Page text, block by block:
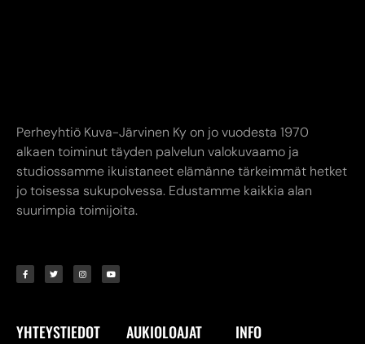
Perheyhtiö Kuva-Järvinen Ky on jo vuodesta 1970
alkaen toiminut täyden palvelun valokuvaamo ja
studiossamme ikuistaneet elämänne tärkeimmät hetket
jo toisessa sukupolvessa. Edustamme kaikkia alan
suurimpia toimijoita.
YHTEYSTIEDOT AUKIOLOAJAT INFO